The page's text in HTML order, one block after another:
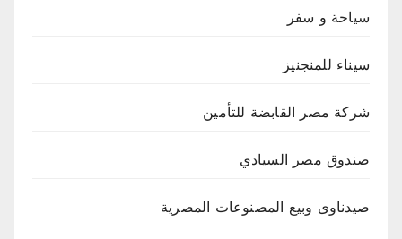
سياحة و سفر
سيناء للمنجنيز
شركة مصر القابضة للتأمين
صندوق مصر السيادي
صيدناوى وبيع المصنوعات المصرية